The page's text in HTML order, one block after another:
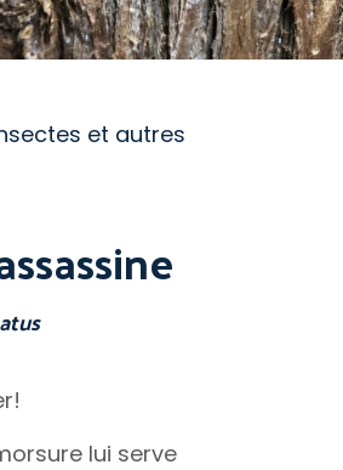
et autres
lui serve